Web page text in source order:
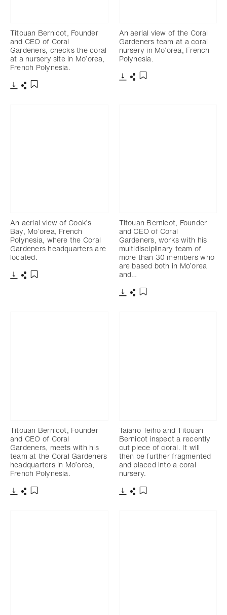
Titouan Bernicot, Founder
and CEO of Coral
Gardeners, checks the coral
at a nursery site in Mo’orea,
French Polynesia.
An aerial view of the Coral
Gardeners team at a coral
nursery in Mo’orea, French
Polynesia.
An aerial view of Cook’s
Bay, Mo’orea, French
Polynesia, where the Coral
Gardeners headquarters are
located.
Titouan Bernicot, Founder
and CEO of Coral
Gardeners, works with his
multidisciplinary team of
more than 30 members who
are based both in Mo’orea
and…
Titouan Bernicot, Founder
and CEO of Coral
Gardeners, meets with his
team at the Coral Gardeners
headquarters in Mo’orea,
French Polynesia.
Taiano Teiho and Titouan
Bernicot inspect a recently
cut piece of coral. It will
then be further fragmented
and placed into a coral
nursery.